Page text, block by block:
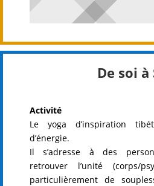
De soi à
Activité
Le yoga d’inspiration
d’énergie.
Il s’adresse à des
retrouver l’unité (corps/
particulièrement de